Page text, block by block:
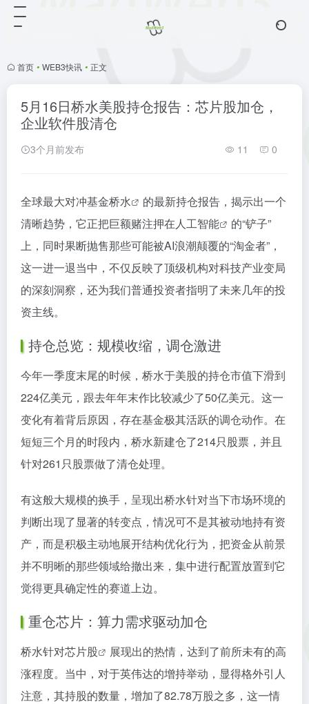
首页 • WEB3快讯 • 正文
5月16日桥水美股持仓报告：芯片股加仓，
企业软件股清仓
3个月前发布 11 0
全球最大对冲基金桥水
的最新持仓报告，揭示出一个
清晰趋势，它正把巨额赌注押在人工智能
的“铲子”
上，同时果断抛售那些可能被AI浪潮颠覆的“淘金者”，
这一进一退当中，不仅反映了顶级机构对科技产业变局
的深刻洞察，还为我们普通投资者指明了未来几年的投
资主线。
持仓总览：规模收缩，调仓激进
今年一季度末尾的时候，桥水于美股的持仓市值下滑到
224亿美元，跟去年年末作比较减少了50亿美元。这一
变化有着背后原因，存在基金极其活跃的调仓动作。在
短短三个月的时段内，桥水新建仓了214只股票，并且
针对261只股票做了清仓处理。
有这般大规模的换手，呈现出桥水针对当下市场环境的
判断出现了显著的转变点，情况可不是其被动地持有资
产，而是积极主动地展开结构优化行为，把资金从前景
并不明晰的那些领域给撤出来，集中进行配置放置到它
觉得更具确定性的赛道上边。
重仓芯片：算力需求驱动加仓
桥水针对芯片股
展现出的热情，达到了前所未有的高
涨程度。当中，对于英伟达的增持举动，显得格外引人
注意，其持股的数量，增加了82.78万股之多，这一情